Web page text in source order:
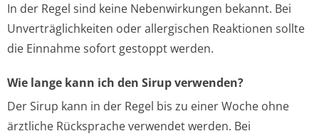
In der Regel sind keine Nebenwirkungen bekannt. Bei
Unverträglichkeiten oder allergischen Reaktionen sollte
die Einnahme sofort gestoppt werden.
Wie lange kann ich den Sirup verwenden?
Der Sirup kann in der Regel bis zu einer Woche ohne
ärztliche Rücksprache verwendet werden. Bei